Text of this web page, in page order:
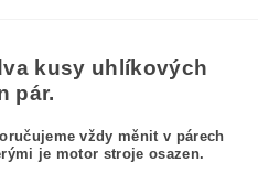
kusy uhlíkových
pár.
vždy měnit v párech
je motor stroje osazen.